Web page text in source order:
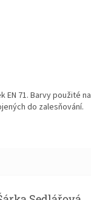
71. Barvy použité na
do zalesňování.